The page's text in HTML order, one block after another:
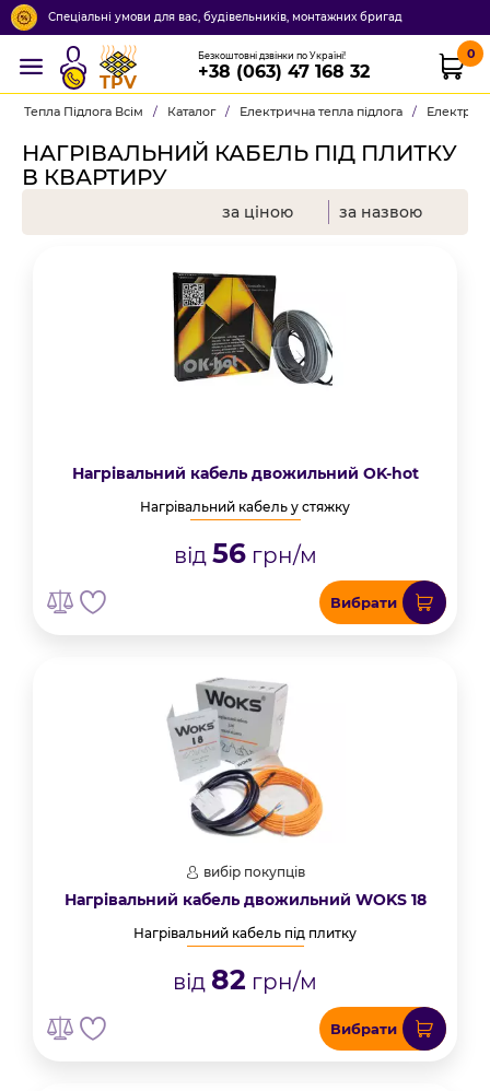
Спеціальні умови для вас, будівельників, монтажних бригад
TPV
Безкоштовні дзвінки по Україні!
+38 (063) 47 168 32
0
Тепла Підлога Всім / Каталог / Електрична тепла підлога /
НАГРІВАЛЬНИЙ КАБЕЛЬ ПІД ПЛИТКУ
В КВАРТИРУ
за ціною за назвою
Нагрівальний кабель двожильний OK-hot
Нагрівальний кабель у стяжку
від 56грн/м
Вибрати
вибір покупців
Нагрівальний кабель двожильний WOKS 18
Нагрівальний кабель під плитку
від 82 грн/м
Вибрати